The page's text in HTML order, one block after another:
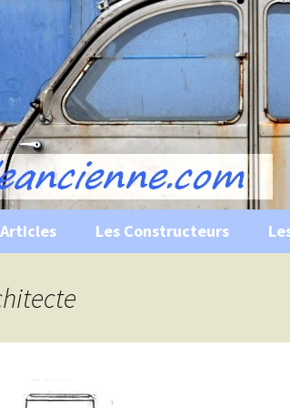
historiques …
Les Constructeurs